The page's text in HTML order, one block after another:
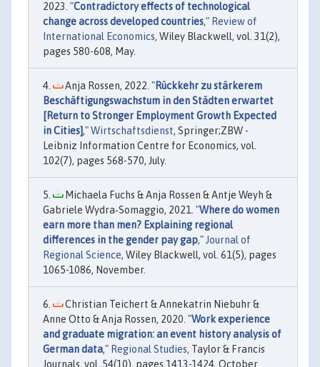
2023. "Contradictory effects of technological
change across developed countries," Review of
International Economics, Wiley Blackwell, vol. 31(2),
pages 580-608, May.
Anja Rossen, 2022. "Rückkehr zu stärkerem
Beschäftigungswachstum in den Städten erwartet
[Return to Stronger Employment Growth Expected
in Cities],"Wirtschaftsdienst, Springer;ZBW -
Leibniz Information Centre for Economics, vol.
102(7), pages 568-570, July.
Michaela Fuchs & Anja Rossen & Antje Weyh &
Gabriele Wydra‐Somaggio, 2021. "Where do women
earn more than men? Explaining regional
differences in the gender pay gap,"Journal of
Regional Science, Wiley Blackwell, vol. 61(5), pages
1065-1086, November.
Christian Teichert & Annekatrin Niebuhr &
Anne Otto & Anja Rossen, 2020. "Work experience
and graduate migration: an event history analysis of
German data," Regional Studies, Taylor & Francis
Journals, vol. 54(10), pages 1413-1424, October.